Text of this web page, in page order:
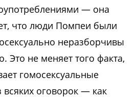
— она
что люди Помпеи были
неразборчивы
Это не меняет того факта,
гомосексуальные
оговорок — как